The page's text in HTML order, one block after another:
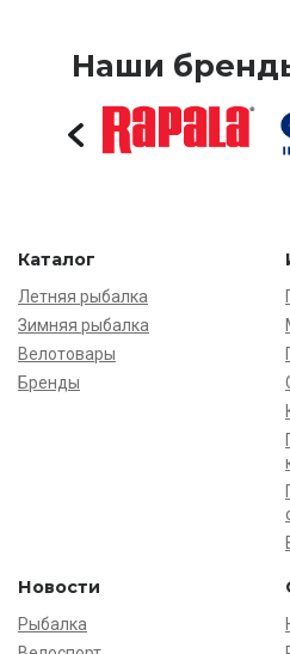
Наши
Каталог
Летняя рыбалка
Зимняя рыбалка
Велотовары
Бренды
Новости
Рыбалка